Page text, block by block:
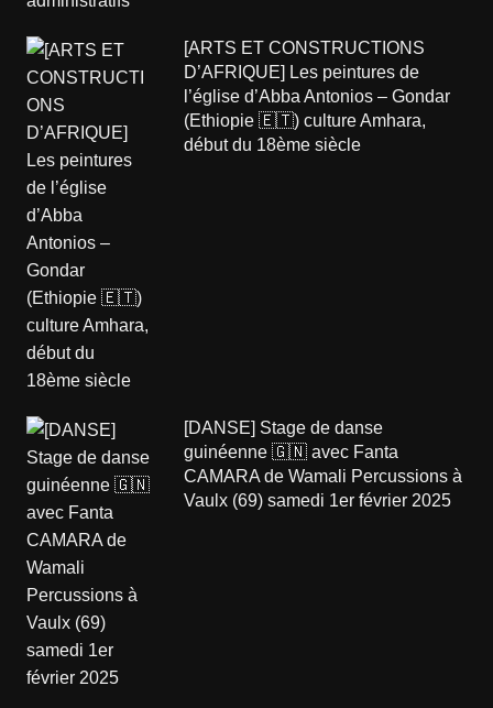
[ARTS ET CONSTRUCTIONS
D’AFRIQUE] Les peintures de
l’église d’Abba Antonios – Gondar
(Ethiopie 🇪🇹) culture Amhara,
début du 18ème siècle
[DANSE] Stage de danse
guinéenne 🇬🇳 avec Fanta
CAMARA de Wamali Percussions à
Vaulx (69) samedi 1er février 2025